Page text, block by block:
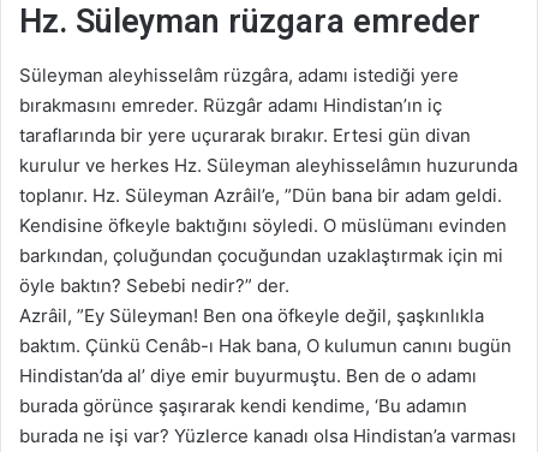
Hz. Süleyman rüzgara emreder
Süleyman aleyhisselâm rüzgâra, adamı istediği yere
bırakmasını emreder. Rüzgâr adamı Hindistan’ın iç
taraflarında bir yere uçurarak bırakır. Ertesi gün divan
kurulur ve herkes Hz. Süleyman aleyhisselâmın huzurunda
toplanır. Hz. Süleyman Azrâil’e, ”Dün bana bir adam geldi.
Kendisine öfkeyle baktığını söyledi. O müslümanı evinden
barkından, çoluğundan çocuğundan uzaklaştırmak için mi
öyle baktın? Sebebi nedir?” der.
Azrâil, ”Ey Süleyman! Ben ona öfkeyle değil, şaşkınlıkla
baktım. Çünkü Cenâb-ı Hak bana, O kulumun canını bugün
Hindistan’da al’ diye emir buyurmuştu. Ben de o adamı
burada görünce şaşırarak kendi kendime, ‘Bu adamın
burada ne işi var? Yüzlerce kanadı olsa Hindistan’a varması